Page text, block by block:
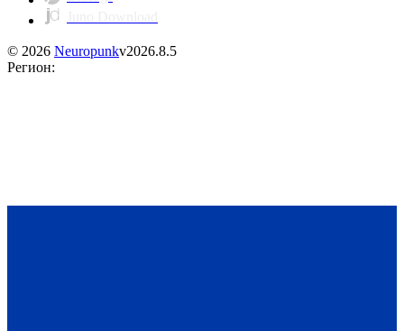
© 2026 Neuropunkv2026.8.5
Регион: